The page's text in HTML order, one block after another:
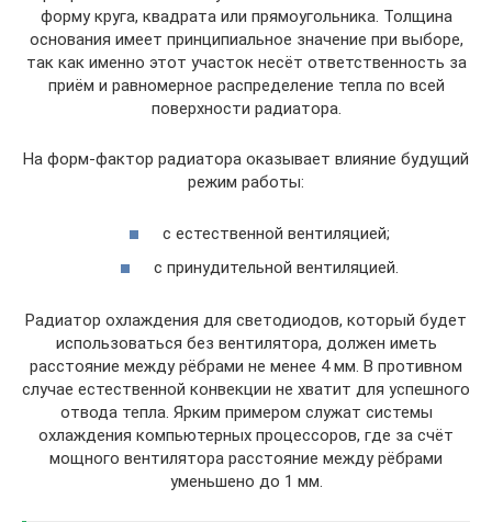
форму круга, квадрата или прямоугольника. Толщина
основания имеет принципиальное значение при выборе,
так как именно этот участок несёт ответственность за
приём и равномерное распределение тепла по всей
поверхности радиатора.
На форм-фактор радиатора оказывает влияние будущий
режим работы:
с естественной вентиляцией;
с принудительной вентиляцией.
Радиатор охлаждения для светодиодов, который будет
использоваться без вентилятора, должен иметь
расстояние между рёбрами не менее 4 мм. В противном
случае естественной конвекции не хватит для успешного
отвода тепла. Ярким примером служат системы
охлаждения компьютерных процессоров, где за счёт
мощного вентилятора расстояние между рёбрами
уменьшено до 1 мм.